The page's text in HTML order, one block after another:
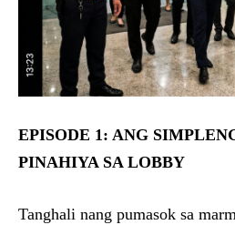
EPISODE 1: ANG
PINAHIYA SA LOBBY
Tanghali nang pumasok sa